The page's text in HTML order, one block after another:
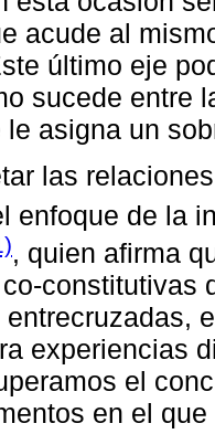
acude al
último eje
sucede entre
le asigna un
las
enfoque de la
, quien afirma
constitutivas
experiencias
el
en el